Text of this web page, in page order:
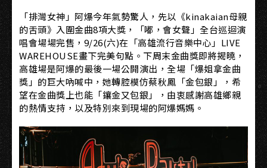
「排灣女神」阿爆今年氣勢驚人，先以《kinakaian母親
的舌頭》入圍金曲8項大獎，「嘟，會女聲」全台巡迴演
唱會場場完售，9/26(六)在「高雄流行音樂中心」LIVE
WAREHOUSE畫下完美句點。下周末金曲獎即將揭曉，
高雄場是阿爆的最後一場公開演出，全場「爆姐拿金曲
獎」的巨大吶喊中，她轉腔模仿蔡秋鳳「金包銀」，希
望在金曲獎上也能「鑲金又包銀」，由衷感謝高雄鄉親
的熱情支持，以及特別來到現場的阿爆媽媽。